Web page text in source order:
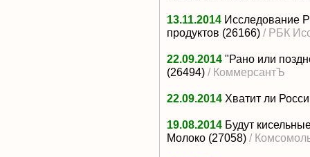
13.11.2014 Исследование
продуктов (26166) / РБК
22.09.2014 "Рано или
(26494) / КоммерсантЪ
22.09.2014 Хватит ли
19.08.2014 Будут
Молоко (27058) /